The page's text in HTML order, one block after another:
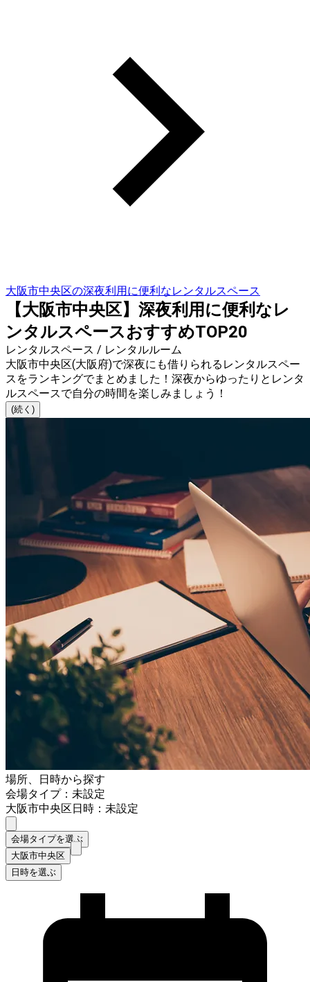
大阪市中央区の深夜利用に便利なレンタルスペース
【大阪市中央区】深夜利用に便利なレ
ンタルスペースおすすめTOP20
レンタルスペース / レンタルルーム
大阪市中央区(大阪府)で深夜にも借りられるレンタルスペー
スをランキングでまとめました！深夜からゆったりとレンタ
ルスペースで自分の時間を楽しみましょう！
(続く)
場所、日時から探す
会場タイプ：未設定
大阪市中央区日時：未設定
会場タイプを選ぶ
大阪市中央区
日時を選ぶ